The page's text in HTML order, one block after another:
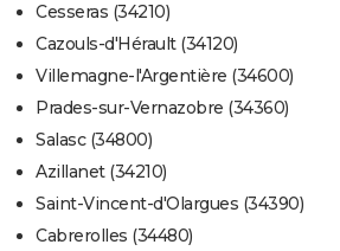
Cesseras (34210)
Cazouls-d'Hérault (34120)
Villemagne-l'Argentière (34600)
Prades-sur-Vernazobre (34360)
Salasc (34800)
Azillanet (34210)
Saint-Vincent-d'Olargues (34390)
Cabrerolles (34480)